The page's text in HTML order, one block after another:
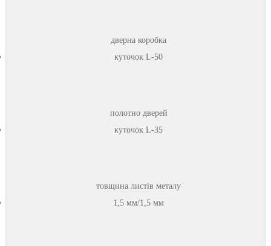
дверна коробка
куточок L-50
полотно дверей
куточок L-35
товщина листів металу
1,5 мм/1,5 мм